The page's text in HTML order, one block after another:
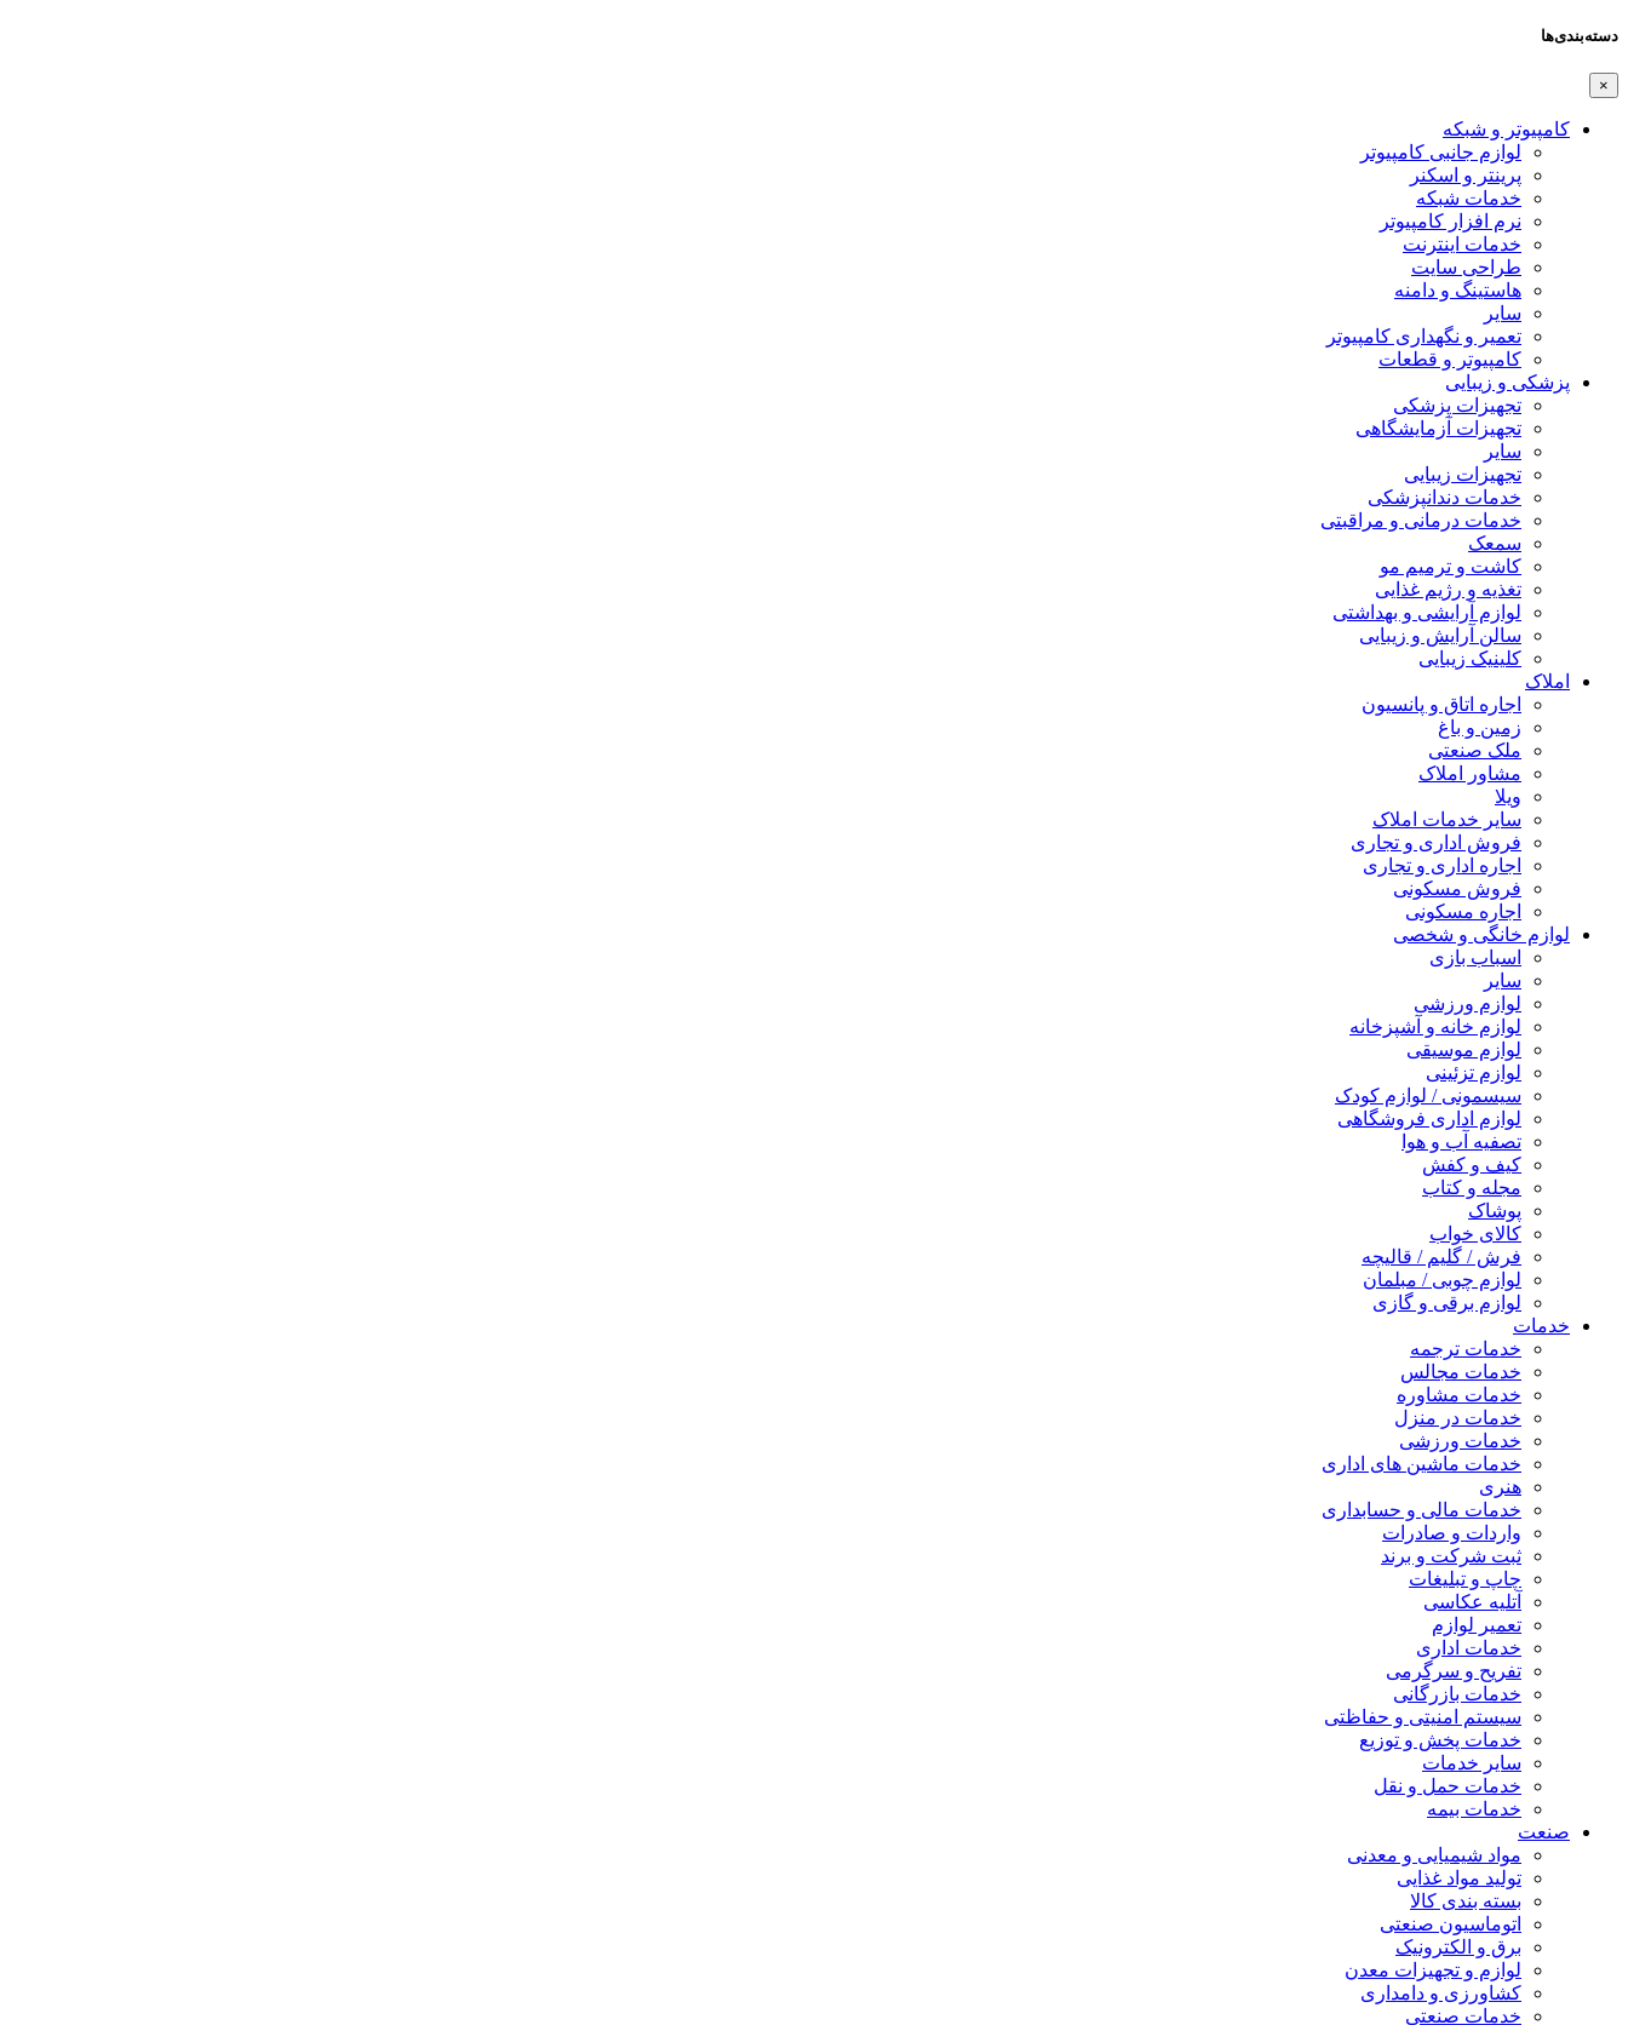
دسته‌بندی‌ها
×
کامپیوتر و شبکه
لوازم جانبی کامپیوتر
پرینتر و اسکنر
خدمات شبکه
نرم افزار کامپیوتر
خدمات اینترنت
طراحی سایت
هاستینگ و دامنه
سایر
تعمیر و نگهداری کامپیوتر
کامپیوتر و قطعات
پزشکی و زیبایی
تجهیزات پزشکی
تجهیزات آزمایشگاهی
سایر
تجهیزات زیبایی
خدمات دندانپزشکی
خدمات درمانی و مراقبتی
سمعک
کاشت و ترمیم مو
تغذیه و رژیم غذایی
لوازم آرایشی و بهداشتی
سالن آرایش و زیبایی
کلینیک زیبایی
املاک
اجاره اتاق و پانسیون
زمین و باغ
ملک صنعتی
مشاور املاک
ویلا
سایر خدمات املاک
فروش اداری و تجاری
اجاره اداری و تجاری
فروش مسکونی
اجاره مسکونی
لوازم خانگی و شخصی
اسباب بازی
سایر
لوازم ورزشی
لوازم خانه و آشپزخانه
لوازم موسیقی
لوازم تزئینی
سیسمونی / لوازم کودک
لوازم اداری فروشگاهی
تصفیه آب و هوا
کیف و کفش
مجله و کتاب
پوشاک
کالای خواب
فرش / گلیم / قالیچه
لوازم چوبی / مبلمان
لوازم برقی و گازی
خدمات
خدمات ترجمه
خدمات مجالس
خدمات مشاوره
خدمات در منزل
خدمات ورزشی
خدمات ماشین های اداری
هنری
خدمات مالی و حسابداری
واردات و صادرات
ثبت شرکت و برند
چاپ و تبلیغات
آتلیه عکاسی
تعمیر لوازم
خدمات اداری
تفریح و سرگرمی
خدمات بازرگانی
سیستم امنیتی و حفاظتی
خدمات پخش و توزیع
سایر خدمات
خدمات حمل و نقل
خدمات بیمه
صنعت
مواد شیمیایی و معدنی
تولید مواد غذایی
بسته بندی کالا
اتوماسیون صنعتی
برق و الکترونیک
لوازم و تجهیزات معدن
کشاورزی و دامداری
خدمات صنعتی